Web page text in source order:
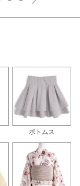
ボトムス